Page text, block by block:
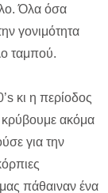
Όλα όσα
γονιμότητα
ταμπού.
κι η περίοδος
ακόμα
για την
πάθαιναν ένα